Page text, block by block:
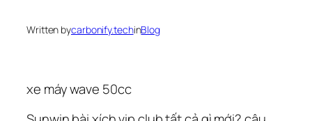
Written bycarbonify.techinBlog
xe máy wave 50cc